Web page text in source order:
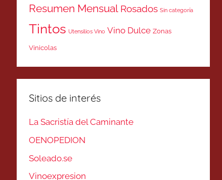
Resumen Mensual Rosados Sin categoría
Tintos Utensilios Vino Vino Dulce Zonas
Vinicolas
Sitios de interés
La Sacristía del Caminante
OENOPEDION
Soleado.se
Vinoexpresion